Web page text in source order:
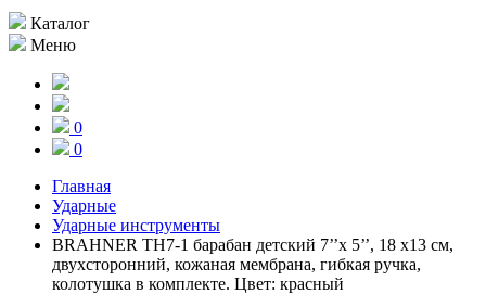
Каталог
Меню
0
0
Главная
Ударные
Ударные инструменты
BRAHNER TH7-1 барабан детский 7’’x 5’’, 18 x13 см,
двухсторонний, кожаная мембрана, гибкая ручка,
колотушка в комплекте. Цвет: красный